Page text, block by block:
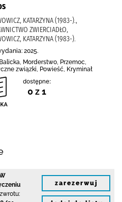
KATARZYNA (1983-).,
ZWIERCIADŁO,
KATARZYNA (1983-).
2025.
Morderstwo, Przemoc,
związki, Powieść, Kryminał
dostępne:
0 z 1
zarezerwuj